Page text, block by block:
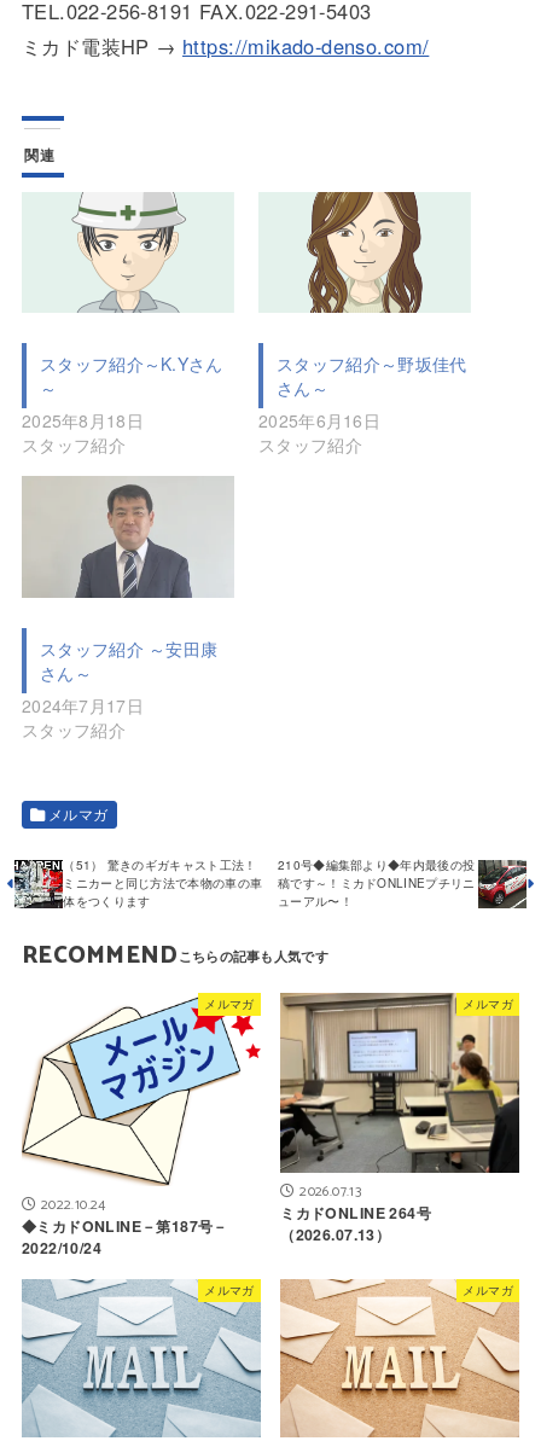
TEL.022-256-8191 FAX.022-291-5403
ミカド電装HP → https://mikado-denso.com/
関連
スタッフ紹介～K.Yさん
～
2025年8月18日
スタッフ紹介
スタッフ紹介～野坂佳代
さん～
2025年6月16日
スタッフ紹介
スタッフ紹介 ～安田康
さん～
2024年7月17日
スタッフ紹介
メルマガ
210号◆編集部より◆年内最後の投
稿です～！ミカドONLINEプチリニ
ューアル〜！
（51） 驚きのギガキャスト工法！
ミニカーと同じ方法で本物の車の車
体をつくります
RECOMMEND
メルマガ
2022.10.24
◆ミカドONLINE－第187号－
2022/10/24
メルマガ
2026.07.13
ミカドONLINE 264号
（2026.07.13）
メルマガ メルマガ